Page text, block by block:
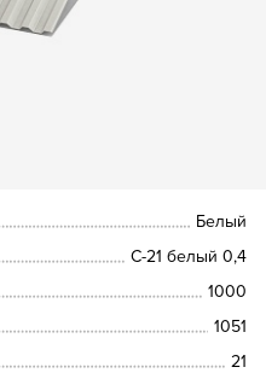
Белый
С-21 белый 0,4
1000
1051
21